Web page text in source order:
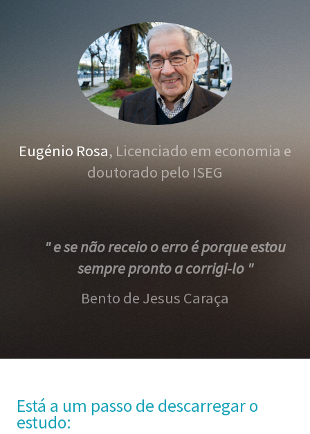
Eugénio Rosa, Licenciado em economia e
doutorado pelo ISEG
" e se não receio o erro é porque estou
sempre pronto a corrigi-lo "
Bento de Jesus Caraça
Está a um passo de descarregar o
estudo: